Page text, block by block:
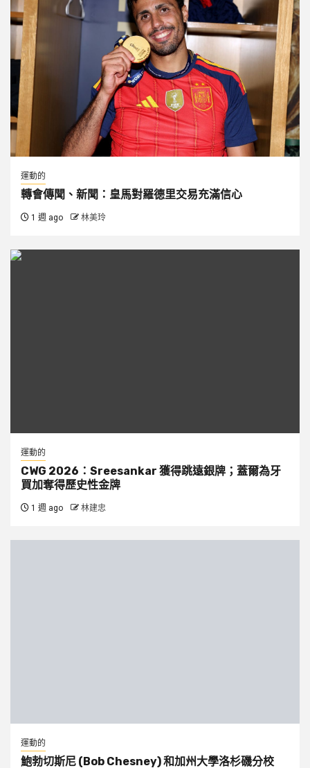
運動的
轉會傳聞、新聞：皇馬對羅德里交易充滿信心
1 週 ago 林美玲
運動的
CWG 2026：Sreesankar 獲得跳遠銀牌；蓋爾為牙
買加奪得歷史性金牌
1 週 ago 林建忠
運動的
鮑勃切斯尼 (Bob Chesney) 和加州大學洛杉磯分校